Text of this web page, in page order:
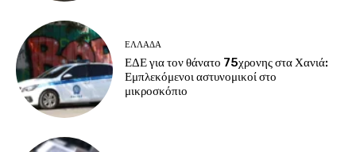
ΕΛΛΑΔΑ
ΕΔΕ για τον θάνατο 75χρονης στα Χανιά:
Εμπλεκόμενοι αστυνομικοί στο
μικροσκόπιο